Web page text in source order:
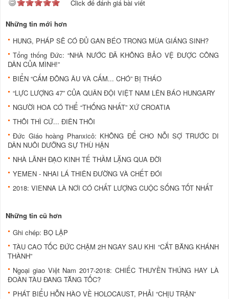
Click để đánh giá bài viết
Những tin mới hơn
HUNG, PHÁP SẼ CÓ ĐỦ GAN BÉO TRONG MÙA GIÁNG SINH?
Tổng thống Đức: “NHÀ NƯỚC ĐÃ KHÔNG BẢO VỆ ĐƯỢC CÔNG
DÂN CỦA MÌNH!”
BIỂN “CẤM ĐÔNG ÂU VÀ CẤM... CHÓ” BỊ THÁO
“LỰC LƯỢNG 47” CỦA QUÂN ĐỘI VIỆT NAM LÊN BÁO HUNGARY
NGƯỜI HOA CÓ THỂ “THỐNG NHẤT” XỨ CROATIA
THÔI THÌ CỨ... ĐIÊN THÔI
Đức Giáo hoàng Phanxicô: KHÔNG ĐỂ CHO NỖI SỢ TRƯỚC DI
DÂN NUÔI DƯỠNG SỰ THÙ HẬN
NHÀ LÃNH ĐẠO KINH TẾ THẦM LẶNG QUA ĐỜI
YEMEN - NHAI LÁ THIÊN ĐƯỜNG VÀ CHẾT ĐÓI
2018: VIENNA LÀ NƠI CÓ CHẤT LƯỢNG CUỘC SỐNG TỐT NHẤT
Những tin cũ hơn
Ghi chép: BỌ LẬP
TÀU CAO TỐC ĐỨC CHẬM 2H NGAY SAU KHI “CẮT BĂNG KHÁNH
THÀNH”
Ngoại giao Việt Nam 2017-2018: CHIẾC THUYỀN THÚNG HAY LÀ
ĐOÀN TÀU ĐANG TĂNG TỐC?
PHÁT BIỂU HỖN HÀO VỀ HOLOCAUST, PHẢI “CHỊU TRẬN”